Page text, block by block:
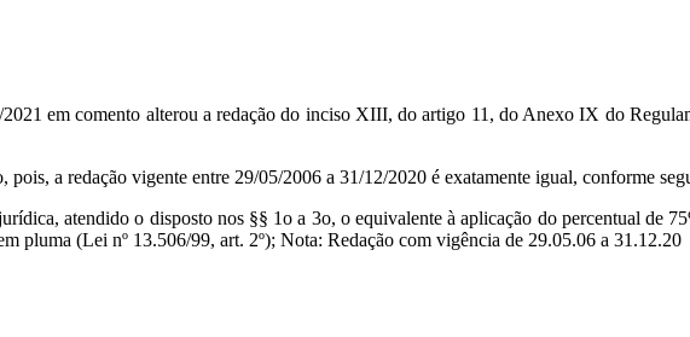
em comento alterou a redação do inciso XIII, do artigo 11, do Anexo IX do
pois, a redação vigente entre 29/05/2006 a 31/12/2020 é exatamente igual, conforme
atendido o disposto nos §§ 1o a 3o, o equivalente à aplicação do percentual de
pluma (Lei nº 13.506/99, art. 2º); Nota: Redação com vigência de 29.05.06 a 31.12.20